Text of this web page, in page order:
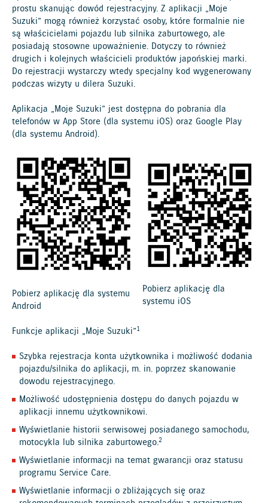
prostu skanując dowód rejestracyjny. Z aplikacji „Moje
Suzuki” mogą również korzystać osoby, które formalnie nie
są właścicielami pojazdu lub silnika zaburtowego, ale
posiadają stosowne upoważnienie. Dotyczy to również
drugich i kolejnych właścicieli produktów japońskiej marki.
Do rejestracji wystarczy wtedy specjalny kod wygenerowany
podczas wizyty u dilera Suzuki.
Aplikacja „Moje Suzuki” jest dostępna do pobrania dla
telefonów w App Store (dla systemu iOS) oraz Google Play
(dla systemu Android).
Pobierz aplikację dla systemu
Android
Pobierz aplikację dla
systemu iOS
Funkcje aplikacji „Moje Suzuki”1
Szybka rejestracja konta użytkownika i możliwość dodania
pojazdu/silnika do aplikacji, m. in. poprzez skanowanie
dowodu rejestracyjnego.
Możliwość udostępnienia dostępu do danych pojazdu w
aplikacji innemu użytkownikowi.
Wyświetlanie historii serwisowej posiadanego samochodu,
motocykla lub silnika zaburtowego.2
Wyświetlanie informacji na temat gwarancji oraz statusu
programu Service Care.
Wyświetlanie informacji o zbliżających się oraz